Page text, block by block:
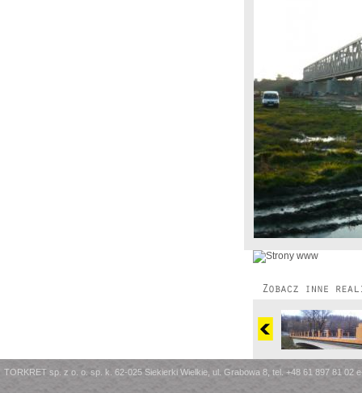
TORKRET sp. z o. o. sp. k. 62-025 Siekierki Wielkie, ul. Grabowa 8, tel. +48 61 897 81 02